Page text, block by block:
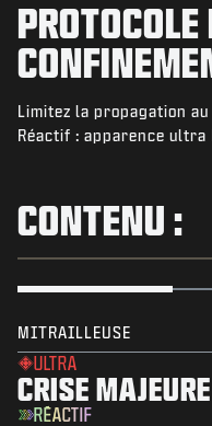
JEUX
ACTUS
BOUTIQUE
ASSISTANCE
PROTOCOLE
Limitez la propagation
Réactif : apparence
CONTENU :
MITRAILLEUSE
ULTRA
CRISE MAJEURE
RÉACTIF